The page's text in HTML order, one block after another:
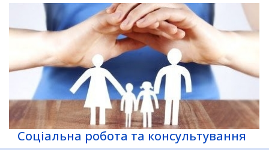
Соціальна робота та консультування